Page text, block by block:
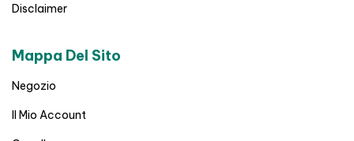
Disclaimer
Mappa Del Sito
Negozio
Il Mio Account